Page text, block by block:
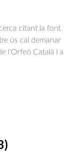
citant la font
ús cal demanar
l'Orfeó Català i a